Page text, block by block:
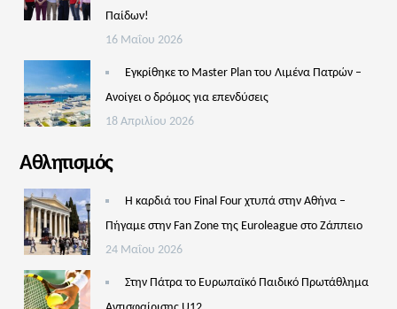
Παίδων!
16 Μαΐου 2026
Εγκρίθηκε το Master Plan του Λιμένα Πατρών –
Aνοίγει ο δρόμος για επενδύσεις
18 Απριλίου 2026
Αθλητισμός
Η καρδιά του Final Four χτυπά στην Αθήνα –
Πήγαμε στην Fan Zone της Euroleague στο Ζάππειο
24 Μαΐου 2026
Στην Πάτρα το Ευρωπαϊκό Παιδικό Πρωτάθλημα